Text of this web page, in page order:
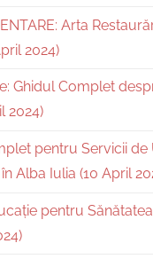
Arta
2024)
Ghidul Complet
2024)
pentru Servicii de
Alba Iulia (10 April
pentru